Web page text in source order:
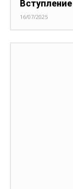
16/07/2025